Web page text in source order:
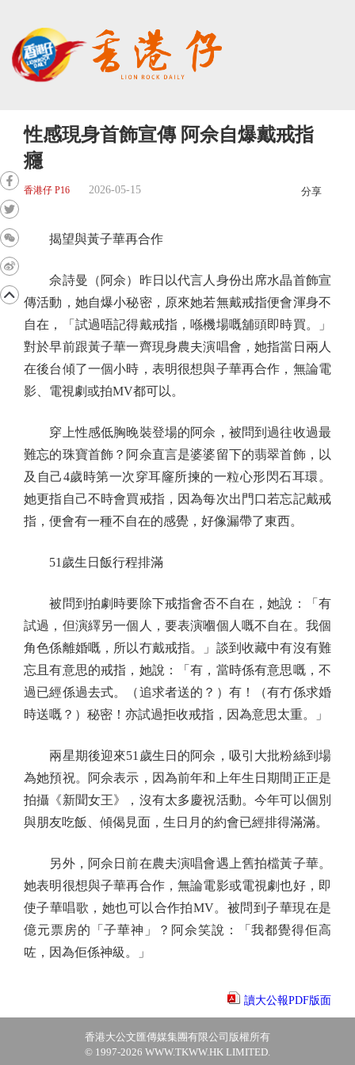
性感現身首飾宣傳 阿佘自爆戴戒指
癮
香港仔 P16 2026-05-15 分享
揭望與黃子華再合作
佘詩曼（阿佘）昨日以代言人身份出席水晶首飾宣
傳活動，她自爆小秘密，原來她若無戴戒指便會渾身不
自在，「試過唔記得戴戒指，喺機場嘅舖頭即時買。」
對於早前跟黃子華一齊現身農夫演唱會，她指當日兩人
在後台傾了一個小時，表明很想與子華再合作，無論電
影、電視劇或拍MV都可以。
穿上性感低胸晚裝登場的阿佘，被問到過往收過最
難忘的珠寶首飾？阿佘直言是婆婆留下的翡翠首飾，以
及自己4歲時第一次穿耳窿所揀的一粒心形閃石耳環。
她更指自己不時會買戒指，因為每次出門口若忘記戴戒
指，便會有一種不自在的感覺，好像漏帶了東西。
51歲生日飯行程排滿
被問到拍劇時要除下戒指會否不自在，她說：「有
試過，但演繹另一個人，要表演嗰個人嘅不自在。我個
角色係離婚嘅，所以冇戴戒指。」談到收藏中有沒有難
忘且有意思的戒指，她說：「有，當時係有意思嘅，不
過已經係過去式。（追求者送的？）有！（有冇係求婚
時送嘅？）秘密！亦試過拒收戒指，因為意思太重。」
兩星期後迎來51歲生日的阿佘，吸引大批粉絲到場
為她預祝。阿佘表示，因為前年和上年生日期間正正是
拍攝《新聞女王》，沒有太多慶祝活動。今年可以個別
與朋友吃飯、傾偈見面，生日月的約會已經排得滿滿。
另外，阿佘日前在農夫演唱會遇上舊拍檔黃子華。
她表明很想與子華再合作，無論電影或電視劇也好，即
使子華唱歌，她也可以合作拍MV。被問到子華現在是
億元票房的「子華神」？阿佘笑說：「我都覺得佢高
咗，因為佢係神級。」
讀大公報PDF版面
香港大公文匯傳媒集團有限公司版權所有
© 1997-2026 WWW.TKWW.HK LIMITED.